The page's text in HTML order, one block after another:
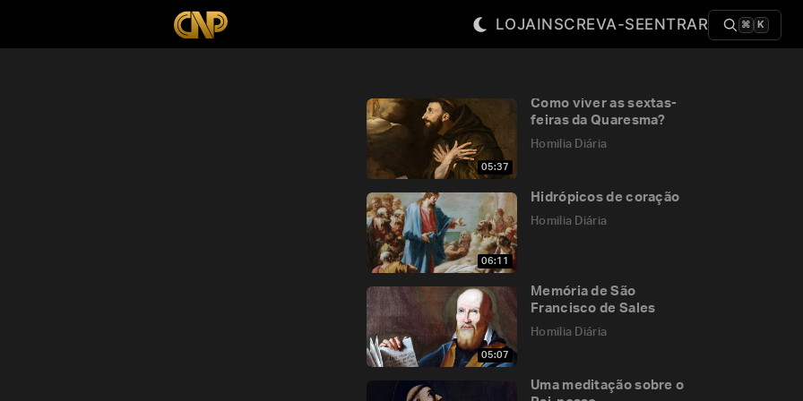
LOJAINSCREVA-SEENTRAR ⌘ K
05:37
Como viver as sextas-
feiras da Quaresma?
Homilia Diária
06:11
Hidrópicos de coração
Homilia Diária
05:07
Memória de São
Francisco de Sales
Homilia Diária
Uma meditação sobre o